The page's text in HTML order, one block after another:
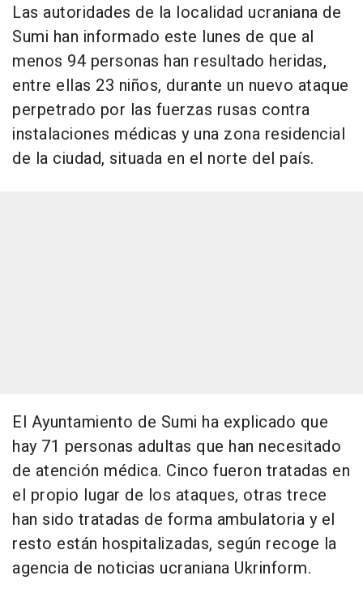
Las autoridades de la localidad ucraniana de
Sumi han informado este lunes de que al
menos 94 personas han resultado heridas,
entre ellas 23 niños, durante un nuevo ataque
perpetrado por las fuerzas rusas contra
instalaciones médicas y una zona residencial
de la ciudad, situada en el norte del país.
El Ayuntamiento de Sumi ha explicado que
hay 71 personas adultas que han necesitado
de atención médica. Cinco fueron tratadas en
el propio lugar de los ataques, otras trece
han sido tratadas de forma ambulatoria y el
resto están hospitalizadas, según recoge la
agencia de noticias ucraniana Ukrinform.